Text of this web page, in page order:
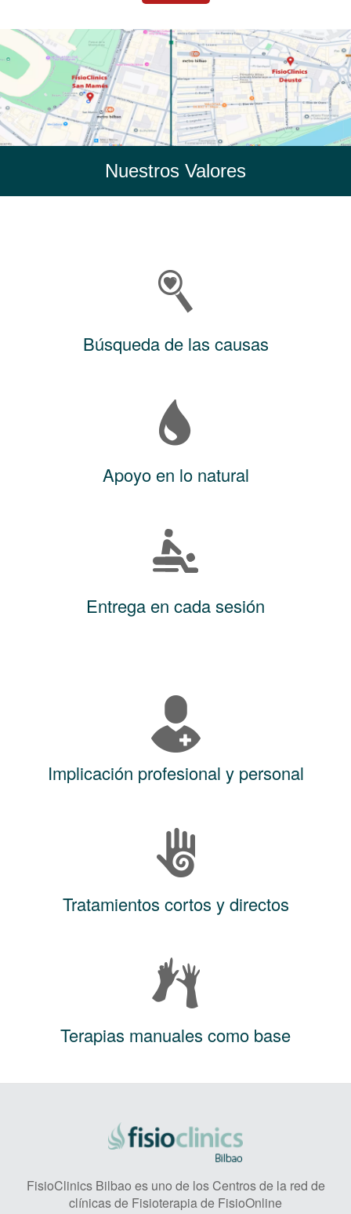
Nuestros Valores
Búsqueda de las causas
Apoyo en lo natural
Entrega en cada sesión
Implicación profesional y personal
Tratamientos cortos y directos
Terapias manuales como base
FisioClinics Bilbao es uno de los Centros de la red de
clínicas de Fisioterapia de FisioOnline